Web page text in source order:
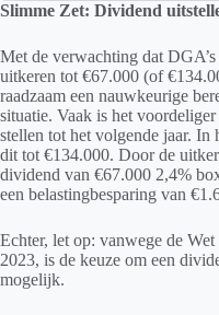
Slimme Zet: Dividend
Met de verwachting dat
uitkeren tot €67.000 (of
raadzaam een nauwkeurige
situatie. Vaak is het
stellen tot het volgende jaar. In
dit tot €134.000. Door de
dividend van €67.000 2,4%
een belastingbesparing van
Echter, let op: vanwege de
2023, is de keuze om een
mogelijk.